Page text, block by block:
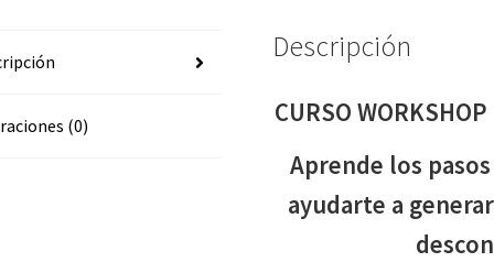
(0)
Descripción
CURSO
Aprende los
ayudarte a